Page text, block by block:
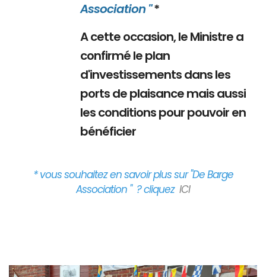
Association "*
A cette occasion, le Ministre a
confirmé le plan
d'investissements dans les
ports de plaisance mais aussi
les conditions pour pouvoir en
bénéficier
* vous souhaitez en savoir plus sur "De Barge
Association " ? cliquez ICI
Branding